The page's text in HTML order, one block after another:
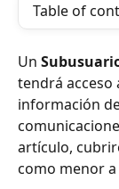
Table of
Un
tendrá acceso
información
artículo,
como menor